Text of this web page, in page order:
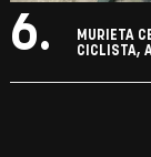
6.
MURIETA
CICLISTA,